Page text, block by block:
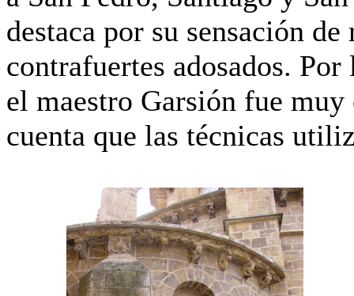
destaca por su sensación
contrafuertes adosados. Por
el maestro Garsión fue
cuenta que las técnicas